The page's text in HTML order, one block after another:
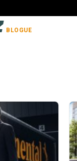
BLOGUE